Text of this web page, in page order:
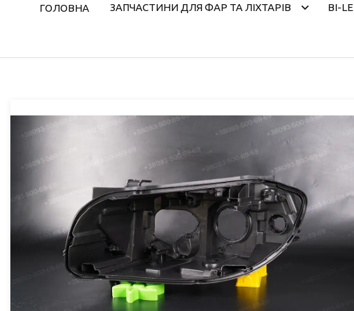
ГОЛОВНА ЗАПЧАСТИНИ ДЛЯ ФАР ТА ЛІХТАРІВ BI-